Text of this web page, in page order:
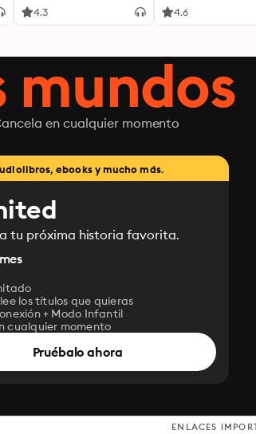
4.3 4.6
mundos
en cualquier momento
ebooks y mucho más.
tu próxima historia favorita.
los títulos que quieras
+ Modo Infantil
cualquier momento
Pruébalo ahora
ENLACES